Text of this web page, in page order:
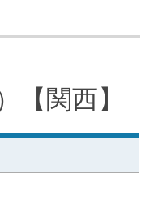
【関西】